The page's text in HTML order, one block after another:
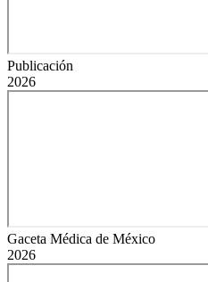
Publicación
2026
Gaceta Médica de México
2026